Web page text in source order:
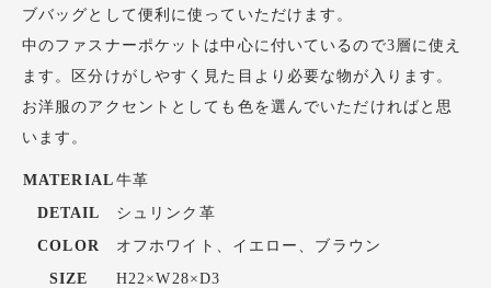
ブバッグとして便利に使っていただけます。
中のファスナーポケットは中心に付いているので3層に使え
ます。区分けがしやすく見た目より必要な物が入ります。
お洋服のアクセントとしても色を選んでいただければと思
います。
MATERIAL 牛革
DETAIL
シュリンク革
COLOR
オフホワイト、イエロー、ブラウン
SIZE
H22×W28×D3